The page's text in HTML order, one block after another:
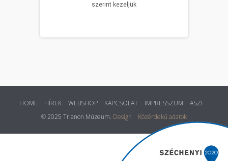
HOME HÍREK WEBSHOP KAPCSOLAT IMPRESSZUM
ASZF
© 2025 Trianon Múzeum. Design Közérdekű adatok